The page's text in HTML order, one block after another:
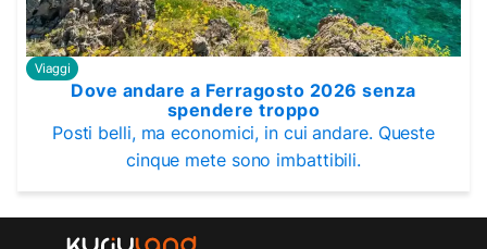
Viaggi
Dove andare a Ferragosto 2026 senza
spendere troppo
Posti belli, ma economici, in cui andare. Queste
cinque mete sono imbattibili.